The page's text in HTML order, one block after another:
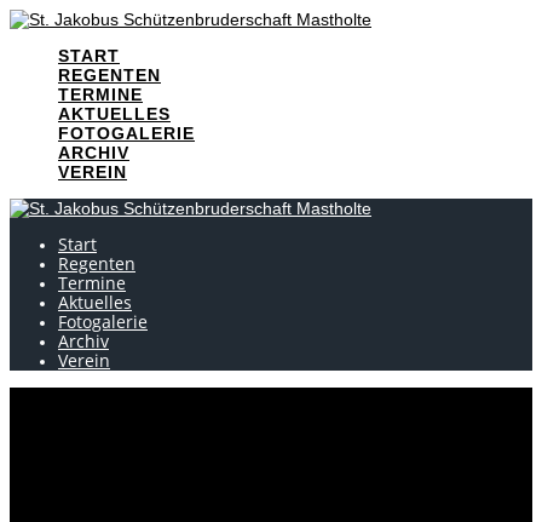
Skip
contentSTART
REGENTEN
TERMINE
AKTUELLES
FOTOGALERIE
ARCHIV
VEREIN
Start
Regenten
Termine
Aktuelles
Fotogalerie
Archiv
Verein